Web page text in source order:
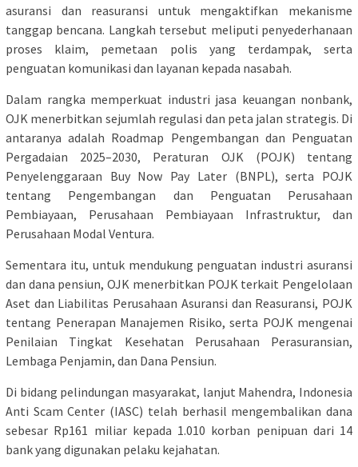
asuransi dan reasuransi untuk mengaktifkan mekanisme
tanggap bencana. Langkah tersebut meliputi penyederhanaan
proses klaim, pemetaan polis yang terdampak, serta
penguatan komunikasi dan layanan kepada nasabah.
Dalam rangka memperkuat industri jasa keuangan nonbank,
OJK menerbitkan sejumlah regulasi dan peta jalan strategis. Di
antaranya adalah Roadmap Pengembangan dan Penguatan
Pergadaian 2025–2030, Peraturan OJK (POJK) tentang
Penyelenggaraan Buy Now Pay Later (BNPL), serta POJK
tentang Pengembangan dan Penguatan Perusahaan
Pembiayaan, Perusahaan Pembiayaan Infrastruktur, dan
Perusahaan Modal Ventura.
Sementara itu, untuk mendukung penguatan industri asuransi
dan dana pensiun, OJK menerbitkan POJK terkait Pengelolaan
Aset dan Liabilitas Perusahaan Asuransi dan Reasuransi, POJK
tentang Penerapan Manajemen Risiko, serta POJK mengenai
Penilaian Tingkat Kesehatan Perusahaan Perasuransian,
Lembaga Penjamin, dan Dana Pensiun.
Di bidang pelindungan masyarakat, lanjut Mahendra, Indonesia
Anti Scam Center (IASC) telah berhasil mengembalikan dana
sebesar Rp161 miliar kepada 1.010 korban penipuan dari 14
bank yang digunakan pelaku kejahatan.